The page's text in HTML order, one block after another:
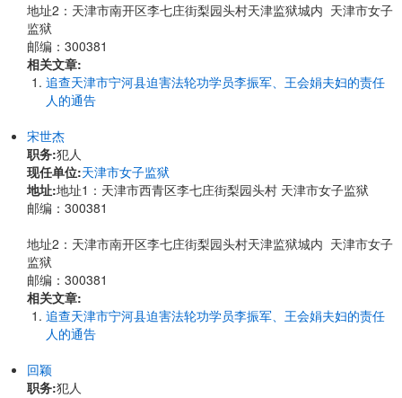
地址2：天津市南开区李七庄街梨园头村天津监狱城内 天津市女子
监狱
邮编：300381
相关文章:
追查天津市宁河县迫害法轮功学员李振军、王会娟夫妇的责任
人的通告
宋世杰
职务:犯人
现任单位:天津市女子监狱
地址:地址1：天津市西青区李七庄街梨园头村 天津市女子监狱
邮编：300381
地址2：天津市南开区李七庄街梨园头村天津监狱城内 天津市女子
监狱
邮编：300381
相关文章:
追查天津市宁河县迫害法轮功学员李振军、王会娟夫妇的责任
人的通告
回颖
职务:犯人